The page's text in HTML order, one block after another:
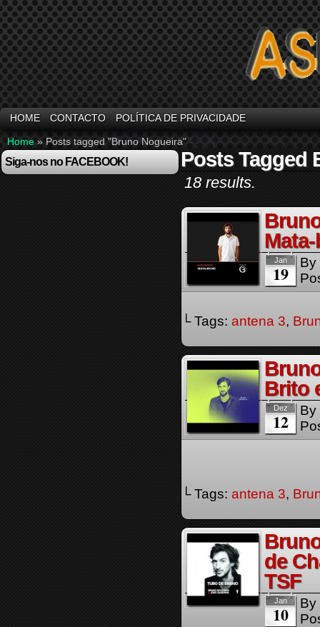
HOME CONTACTO POLÍTICA DE PRIVACIDADE
Home » Posts tagged "Bruno Nogueira"
Siga-nos no FACEBOOK! Posts Tagged
18 results.
Jan
19
By
└ Tags: antena 3,
Brito
Dez
12
By
└ Tags: antena 3,
de
TSF
Jan
10
By